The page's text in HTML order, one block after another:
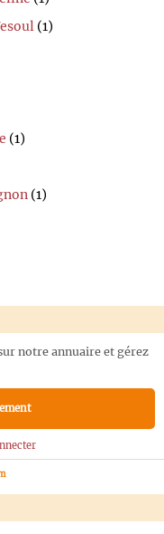
(1)
(1)
(1)
notre annuaire et gérez